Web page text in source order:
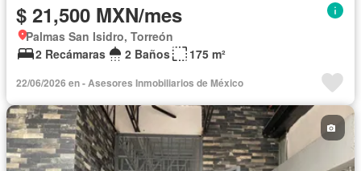
$ 21,500 MXN/mes
Palmas San Isidro, Torreón
2 Recámaras
2 Baños 175 m²
22/06/2026 en - Asesores Inmobiliarios de México